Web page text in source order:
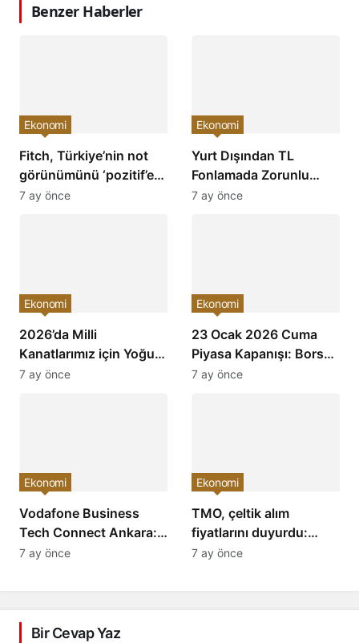
Benzer Haberler
Fitch, Türkiye’nin not
görünümünü ‘pozitif’e
çevirdi ve yatırımcıların
Ekonomi
7 ay önce
Yurt Dışından TL
Fonlamada Zorunlu
Karşılık Oranları
Ekonomi
7 ay önce
2026’da Milli
Kanatlarımız için Yoğun
Mesai: Türkiye’nin
Ekonomi
7 ay önce
23 Ocak 2026 Cuma
Piyasa Kapanışı: Borsa,
Dolar, Altın ve Kripto
Ekonomi
7 ay önce
Vodafone Business
Tech Connect Ankara:
Teknoloji Devrimi
Ekonomi
7 ay önce
TMO, çeltik alım
fiyatlarını duyurdu:
Baldo, cammeo ve
Ekonomi
7 ay önce
Bir Cevap Yaz